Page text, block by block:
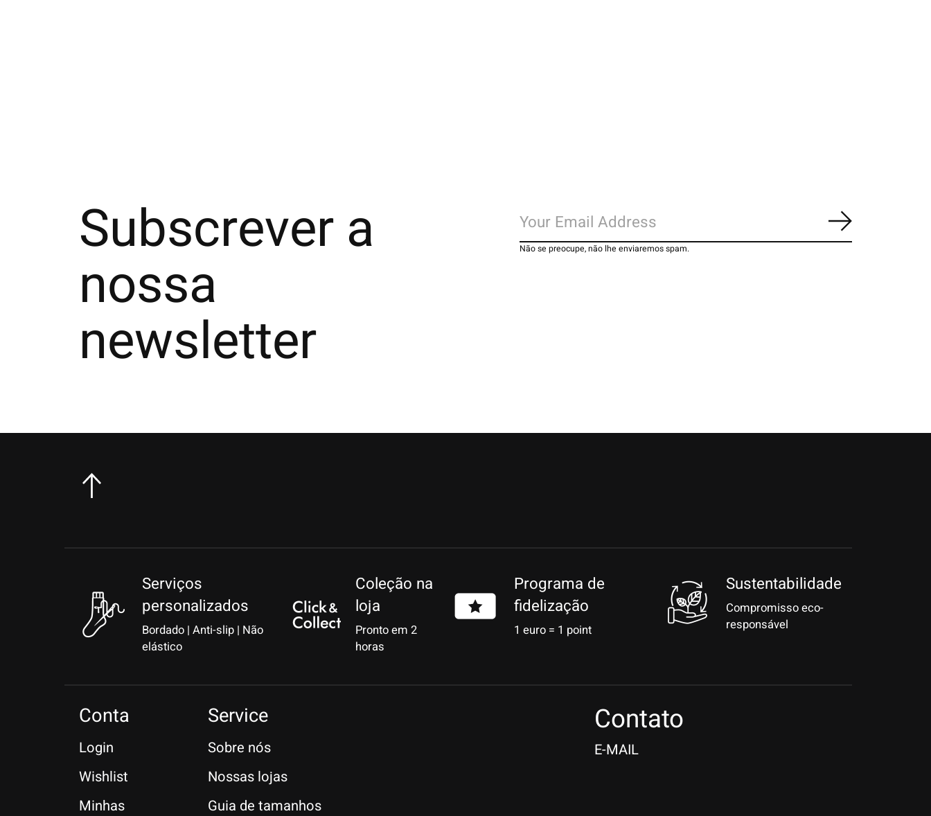
Subscrever a
nossa
newsletter
Inscrever-se
Não se preocupe, não lhe enviaremos spam.
Serviços
personalizados
Bordado | Anti-slip | Não
elástico
Coleção na
loja
Pronto em 2
horas
Programa de
fidelização
1 euro = 1 point
Sustentabilidade
Compromisso eco-
responsável
Conta
Login
Wishlist
Minhas
Service
Sobre nós
Nossas lojas
Guia de tamanhos
Contato
E-MAIL